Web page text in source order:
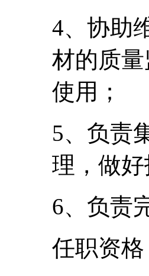
4、协助
材的质
使用；
5、负责
理，做
6、负责
任职资格